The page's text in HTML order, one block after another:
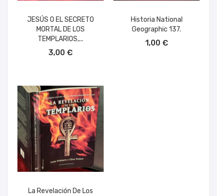
JESÚS O EL SECRETO
MORTAL DE LOS
TEMPLARIOS,...
3,00 €
Historia National
Geographic 137.
1,00 €
La Revelación De Los